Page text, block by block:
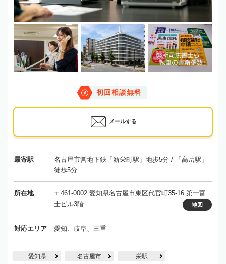
初回相談無料
メールする
最寄駅
名古屋市営地下鉄「新栄町駅」地歩5分 / 「高岳駅」
徒歩5分
所在地
〒461-0002 愛知県名古屋市東区代官町35-16 第一富
士ビル3階
地図
対応エリア 愛知、岐阜、三重
愛知県 名古屋市 栄駅